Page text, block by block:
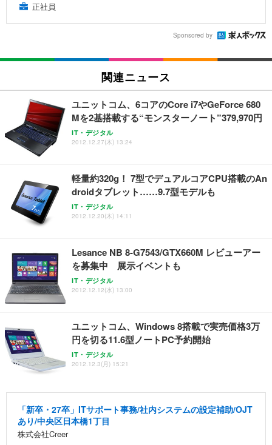
正社員
Sponsored by
関連ニュース
ユニットコム、6コアのCore i7やGeForce 680
Mを2基搭載する“モンスターノート”379,970円
IT・デジタル
2012.12.27(木) 13:24
軽量約320g！ 7型でデュアルコアCPU搭載のAn
droidタブレット……9.7型モデルも
IT・デジタル
2012.12.20(木) 14:11
Lesance NB 8-G7543/GTX660M レビューアー
を募集中 展示イベントも
IT・デジタル
2012.12.12(水) 13:00
ユニットコム、Windows 8搭載で実売価格3万
円を切る11.6型ノートPC予約開始
IT・デジタル
2012.12.3(月) 15:21
「新卒・27卒」ITサポート事務/社内システムの設定補助/OJT
あり/中央区日本橋1丁目
株式会社Creer